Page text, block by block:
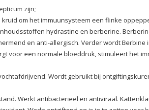
zijn;
om het immuunsysteem een flinke
hydrastine en berberine.
en anti-allergisch. Verder wordt
voor een normale bloeddruk, stimuleert het
Wordt gebruikt bij
Werkt antibacterieel en antiviraal.